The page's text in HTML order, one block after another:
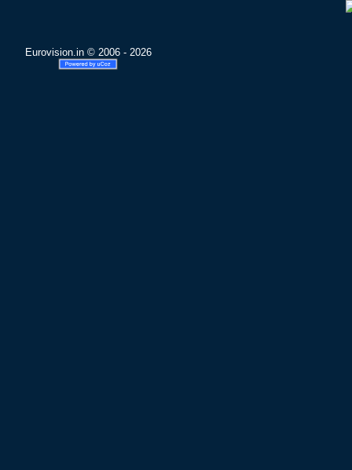
Eurovision.in © 2006 - 2026